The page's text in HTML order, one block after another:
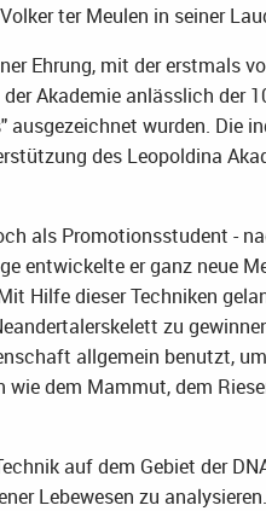
ter Meulen in seiner
Ehrung, mit der erstmals
Akademie anlässlich der
ausgezeichnet wurden. Die
des Leopoldina
als Promotionsstudent -
entwickelte er ganz neue
Hilfe dieser Techniken
zu
allgemein benutzt,
dem Mammut, dem
auf dem Gebiet der
Lebewesen zu